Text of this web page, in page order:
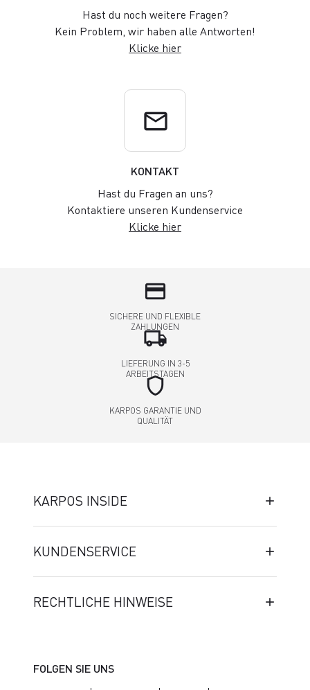
Hast du noch weitere Fragen?
Kein Problem, wir haben alle Antworten!
Klicke hier
email
KONTAKT
Hast du Fragen an uns?
Kontaktiere unseren Kundenservice
Klicke hier
credit_card
SICHERE UND FLEXIBLE
ZAHLUNGEN
local_shipping
LIEFERUNG IN 3-5
ARBEITSTAGEN
shield
KARPOS GARANTIE UND
QUALITÄT
KARPOS INSIDE
KUNDENSERVICE
RECHTLICHE HINWEISE
FOLGEN SIE UNS